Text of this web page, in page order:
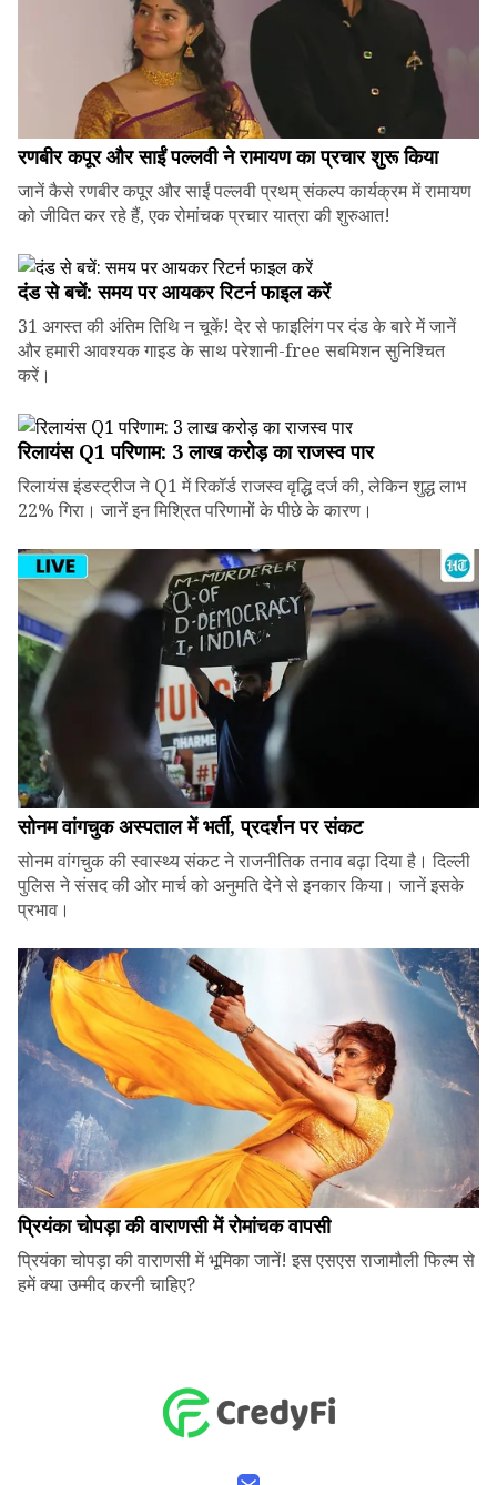
रणबीर कपूर और साईं पल्लवी ने रामायण का प्रचार शुरू किया
जानें कैसे रणबीर कपूर और साईं पल्लवी प्रथम् संकल्प कार्यक्रम में रामायण
को जीवित कर रहे हैं, एक रोमांचक प्रचार यात्रा की शुरुआत!
दंड से बचें: समय पर आयकर रिटर्न फाइल करें
31 अगस्त की अंतिम तिथि न चूकें! देर से फाइलिंग पर दंड के बारे में जानें
और हमारी आवश्यक गाइड के साथ परेशानी-free सबमिशन सुनिश्चित
करें।
रिलायंस Q1 परिणाम: ₹3 लाख करोड़ का राजस्व पार
रिलायंस इंडस्ट्रीज ने Q1 में रिकॉर्ड राजस्व वृद्धि दर्ज की, लेकिन शुद्ध लाभ
22% गिरा। जानें इन मिश्रित परिणामों के पीछे के कारण।
सोनम वांगचुक अस्पताल में भर्ती, प्रदर्शन पर संकट
सोनम वांगचुक की स्वास्थ्य संकट ने राजनीतिक तनाव बढ़ा दिया है। दिल्ली
पुलिस ने संसद की ओर मार्च को अनुमति देने से इनकार किया। जानें इसके
प्रभाव।
प्रियंका चोपड़ा की वाराणसी में रोमांचक वापसी
प्रियंका चोपड़ा की वाराणसी में भूमिका जानें! इस एसएस राजामौली फिल्म से
हमें क्या उम्मीद करनी चाहिए?